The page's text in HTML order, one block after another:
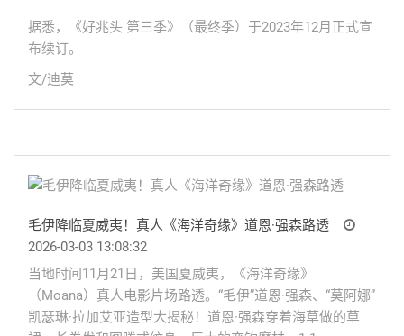
据悉，《好兆头 第三季》（最终季）于2023年12月正式宣
布续订。
文/迪莫
毛伊降临夏威夷！真人《海洋奇缘》道恩·强森路透
2026-03-03 13:08:32
当地时间11月21日，美国夏威夷，《海洋奇缘》
（Moana）真人电影片场路透。“毛伊”道恩·强森、“莫阿娜”
凯瑟琳·拉加艾亚造型大揭秘！道恩·强森穿着海草做的草